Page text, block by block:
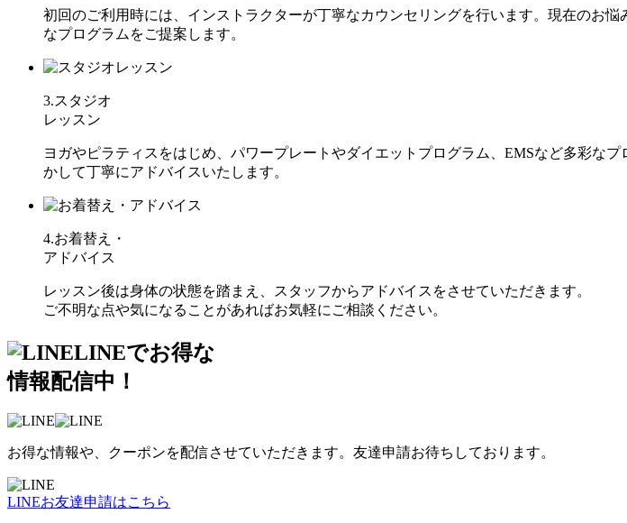
初回のご利用時には、インストラクターが丁寧なカウンセリングを行います。現在のお
なプログラムをご提案します。
3.スタジオ
レッスン
ヨガやピラティスをはじめ、パワープレートやダイエットプログラム、EMSなど多彩な
かして丁寧にアドバイスいたします。
4.お着替え・
アドバイス
レッスン後は身体の状態を踏まえ、スタッフからアドバイスをさせていただきます。
ご不明な点や気になることがあればお気軽にご相談ください。
LINEでお得な
情報配信中！
お得な情報や、クーポンを配信させていただきます。友達申請お待ちしております。
LINEお友達申請はこちら